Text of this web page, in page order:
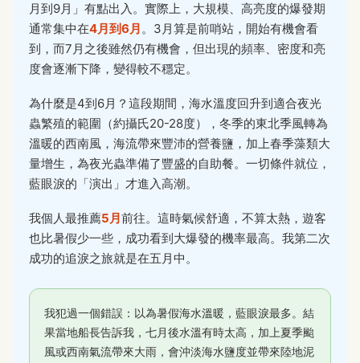
月到9月」有點出入。實際上，大規模、高亮度的爆發期
通常集中在4月到6月。3月算是前哨站，開始有機會看
到，而7月之後雖然仍有機會，但出現的頻率、密度和亮
度會逐漸下降，變得較不穩定。
為什麼是4到6月？這段期間，海水溫度回升到適合夜光
蟲繁殖的範圍（約攝氏20-28度），冬季的東北季風轉為
溫暖的西南風，海流帶來豐沛的營養鹽，加上春季藻類大
量增生，為夜光蟲準備了豐盛的自助餐。一切條件就位，
藍眼淚的「演出」才進入高潮。
我個人最推薦5月前往。這時氣候舒適，不算太熱，遊客
也比暑假少一些，成功看到大爆發的機率最高。我第二次
成功的追淚之旅就是在五月中。
我犯過一個錯誤：以為暑假海水溫暖，藍眼淚最多。結
果當地船長告訴我，七月後水溫有時太高，加上夏季颱
風或西南氣流帶來大雨，會沖淡海水鹽度並帶來陸地泥